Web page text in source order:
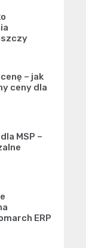
– jak
ceny dla
MSP –
ERP